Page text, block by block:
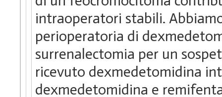
intraoperatori stabili.
perioperatoria di
surrenalectomia per un
ricevuto dexmedetomidina
dexmedetomidina e